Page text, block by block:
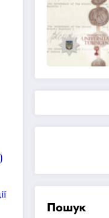
Пошук